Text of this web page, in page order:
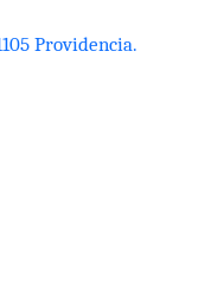
Providencia.